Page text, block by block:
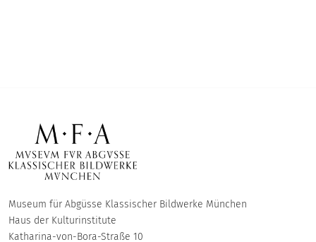
Museum für Abgüsse Klassischer Bildwerke München
Haus der Kulturinstitute
Katharina-von-Bora-Straße 10